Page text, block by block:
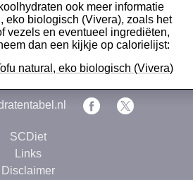
ook meer informatie
eko biologisch (Vivera), zoals het
vezels en eventueel ingrediëten,
dan een kijkje op calorielijst:
natural, eko biologisch (Vivera)
SCDiet
Links
Disclaimer